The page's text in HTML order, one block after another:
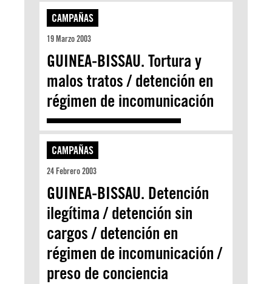
CAMPAÑAS
19 Marzo 2003
GUINEA-BISSAU. Tortura y
malos tratos / detención en
régimen de incomunicación
CAMPAÑAS
24 Febrero 2003
GUINEA-BISSAU. Detención
ilegítima / detención sin
cargos / detención en
régimen de incomunicación /
preso de conciencia